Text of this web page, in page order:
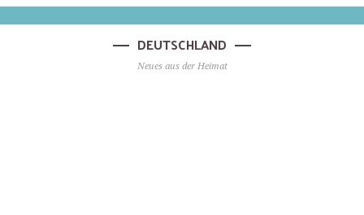
DEUTSCHLAND
Neues aus der Heimat